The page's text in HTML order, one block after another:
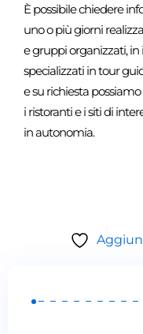
È possibile chiedere
uno o più giorni
e gruppi organizzati, in
specializzati in tour
e su richiesta
i ristoranti e i siti di
in autonomia.